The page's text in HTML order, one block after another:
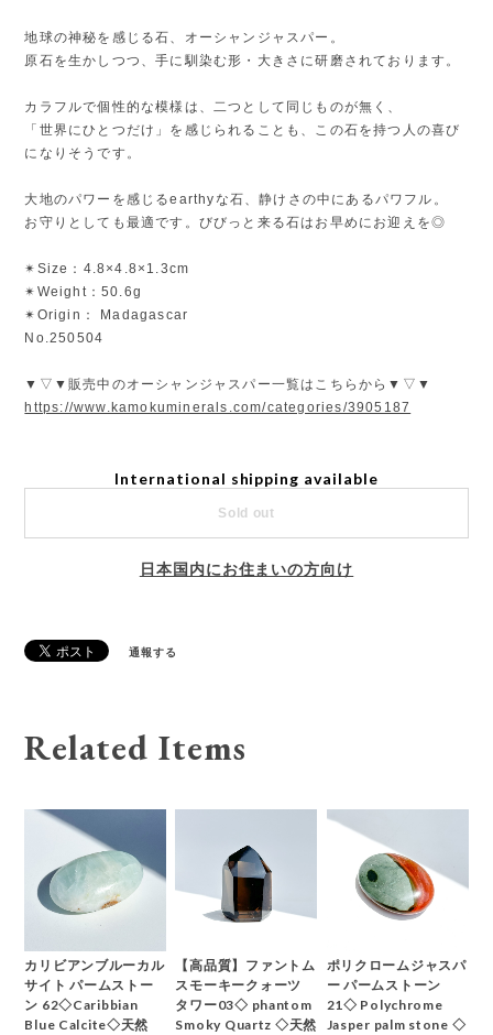
地球の神秘を感じる石、オーシャンジャスパー。
原石を生かしつつ、手に馴染む形・大きさに研磨されております。
カラフルで個性的な模様は、二つとして同じものが無く、
「世界にひとつだけ」を感じられることも、この石を持つ人の喜び
になりそうです。
大地のパワーを感じるearthyな石、静けさの中にあるパワフル。
お守りとしても最適です。びびっと来る石はお早めにお迎えを◎
✴︎Size：4.8×4.8×1.3cm
✴︎Weight：50.6g
✴︎Origin： Madagascar
No.250504
▼▽▼販売中のオーシャンジャスパー一覧はこちらから▼▽▼
https://www.kamokuminerals.com/categories/3905187
International shipping available
Sold out
日本国内にお住まいの方向け
通報する
Related Items
カリビアンブルーカル
サイト パームストー
ン 62◇Caribbian
Blue Calcite◇天然
【高品質】ファントム
スモーキークォーツ
タワー03◇ phantom
Smoky Quartz ◇天然
ポリクロームジャスパ
ー パームストーン
21◇ Polychrome
Jasper palm stone ◇